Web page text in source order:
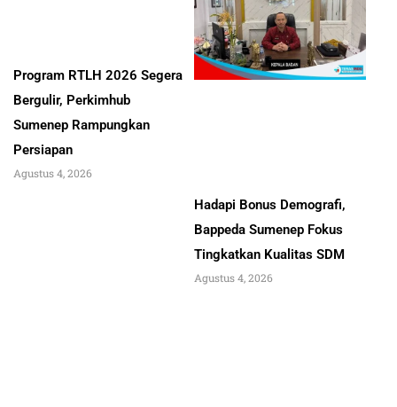
Program RTLH 2026 Segera
Bergulir, Perkimhub
Sumenep Rampungkan
Persiapan
Agustus 4, 2026
Hadapi Bonus Demografi,
Bappeda Sumenep Fokus
Tingkatkan Kualitas SDM
Agustus 4, 2026